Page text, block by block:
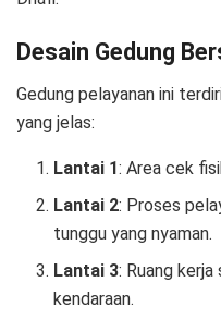
Desain Gedung
Gedung pelayanan ini
yang jelas:
Lantai 1: Area cek
Lantai 2: Proses
tunggu yang nyaman.
Lantai 3: Ruang
kendaraan.